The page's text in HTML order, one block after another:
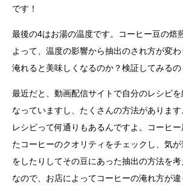
です！
最後の4はお湯の温度です。コーヒー豆の焙
よって、温度の影響から抽出のされ方が変
淹れると美味しくなるのか？検証してみるの
最近だと、動画配信サイトで自分のレシピを
なっていますし、たくさんの方法がありま
レシピって何通りもあるんですよ。コーヒ
たコーヒーのクオリティをチェックし、気
をしたりしてその豆にあった抽出の方法を考
なので、お店によってコーヒーの淹れ方が